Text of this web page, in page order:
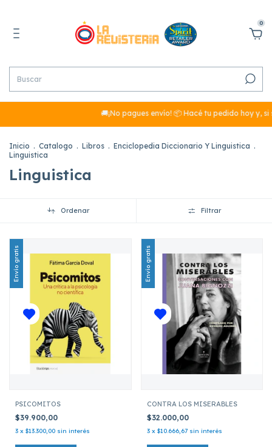
0
🚚¡No pagues envío! 📦 Hacé tu pedido hoy y, si
Inicio . Catalogo . Libros . Enciclopedia Diccionario Y Linguistica .
Linguistica
Linguistica
Ordenar Filtrar
Envío gratis
PSICOMITOS
$39.900,00
3 x $13.300,00 sin interés
Envío gratis
CONTRA LOS MISERABLES
$32.000,00
3 x $10.666,67 sin interés